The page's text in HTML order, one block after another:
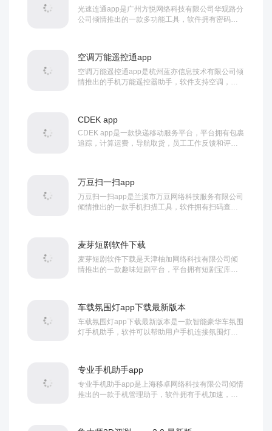
光速连通app是广州方悦网络科技有限公司华观路分
公司倾情推出的一款多功能工具，软件拥有密码生
空调万能遥控通app
空调万能遥控通app是杭州蓝亦信息技术有限公司倾
情推出的手机万能遥控器助手，软件支持空调，电
CDEK app
CDEK app是一款快递移动服务平台，平台拥有包裹
追踪，计算运费，导航取货，员工工作反馈和评
万豆扫一扫app
万豆扫一扫app是兰溪市万豆网络科技服务有限公司
倾情推出的一款手机扫描工具，软件拥有扫码查
麦芽短剧软件下载
麦芽短剧软件下载是天津柚加网络科技有限公司倾
情推出的一款趣味短剧平台，平台拥有短剧宝库，
车载氛围灯app下载最新版本
车载氛围灯app下载最新版本是一款智能豪华车氛围
灯手机助手，软件可以帮助用户手机连接氛围灯，
专业手机助手app
专业手机助手app是上海移卓网络科技有限公司倾情
推出的一款手机管理助手，软件拥有手机加速，垃